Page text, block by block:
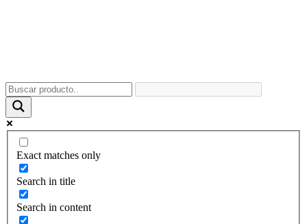
Exact matches only
Search in title
Search in content